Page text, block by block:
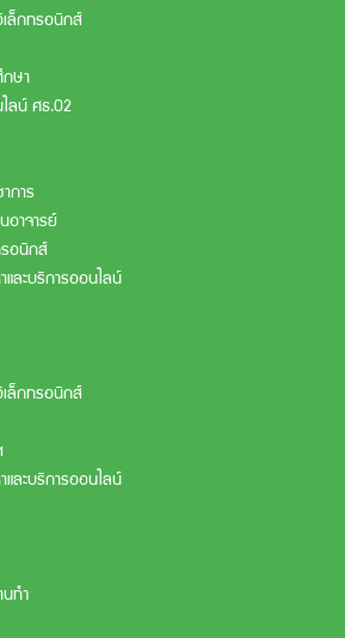
ล็กทรอนิกส์
ษา
ลน์ ศธ.02
การ
อาจารย์
อนิกส์
ละบริการออนไลน์
ล็กทรอนิกส์
ละบริการออนไลน์
ทำ